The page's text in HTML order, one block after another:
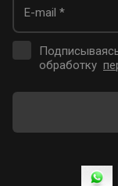
обработку